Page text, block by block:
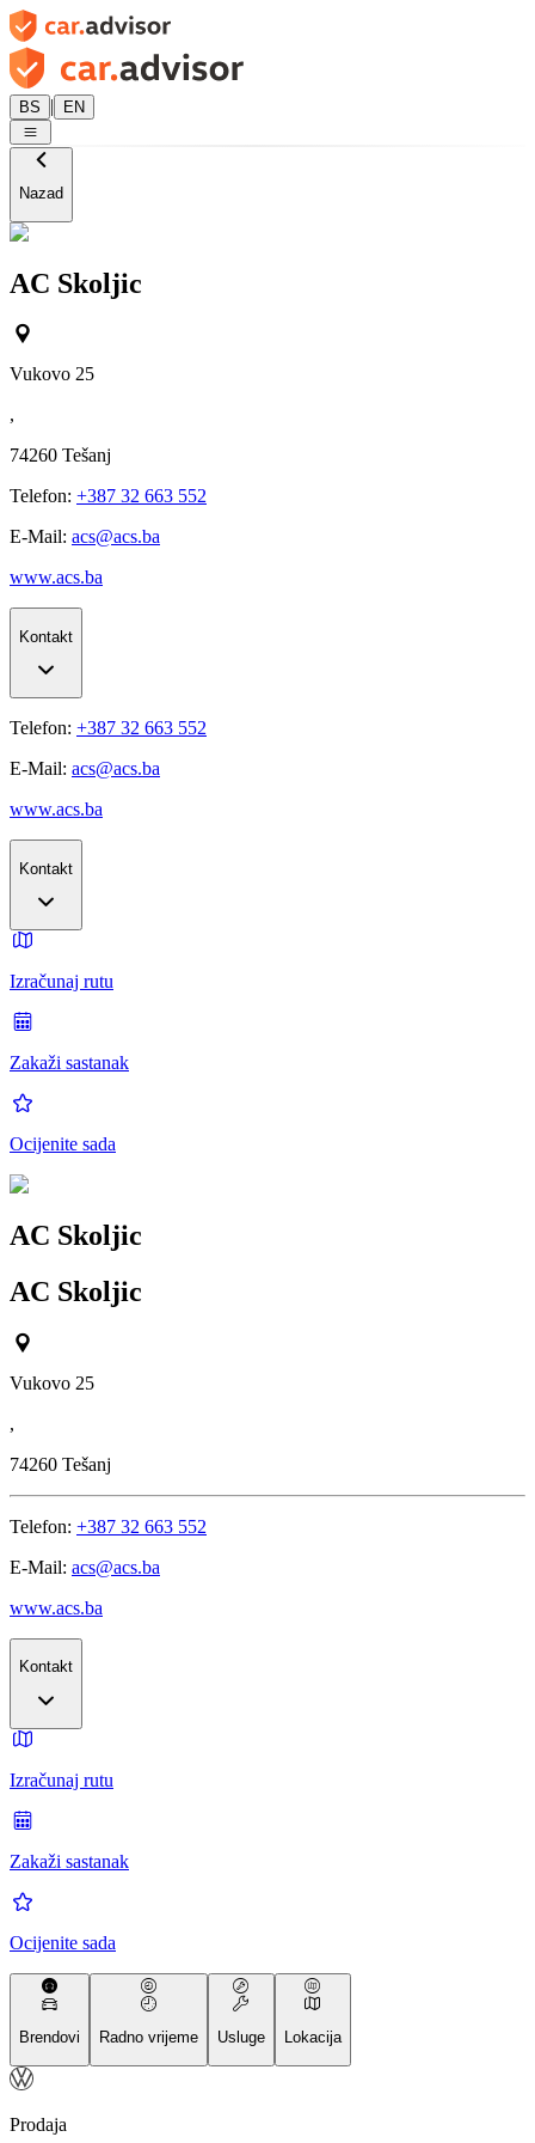
BS | EN
Nazad
AC Skoljic
Vukovo 25
,
74260 Tešanj
Telefon: +387 32 663 552
E-Mail: acs@acs.ba
www.acs.ba
Kontakt
Telefon: +387 32 663 552
E-Mail: acs@acs.ba
www.acs.ba
Kontakt
Izračunaj rutu
Zakaži sastanak
Ocijenite sada
AC Skoljic
AC Skoljic
Vukovo 25
,
74260 Tešanj
Telefon: +387 32 663 552
E-Mail: acs@acs.ba
www.acs.ba
Kontakt
Izračunaj rutu
Zakaži sastanak
Ocijenite sada
Brendovi Radno vrijeme Usluge Lokacija
Prodaja